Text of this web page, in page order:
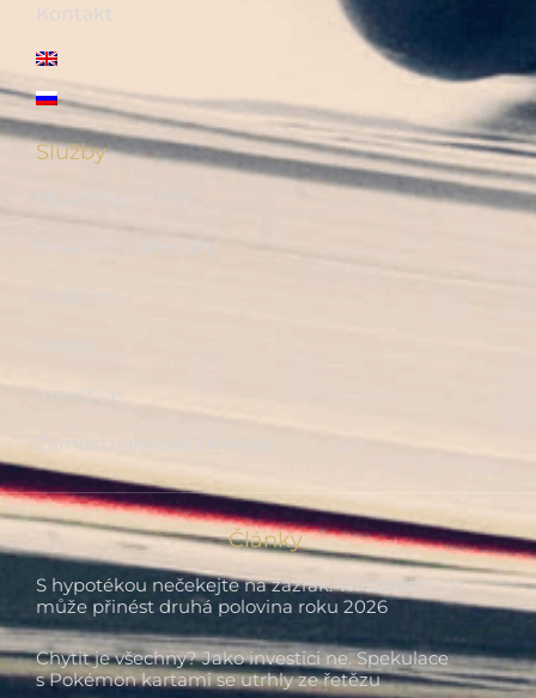
Kontakt
Služby
Finanční plánování
Investice
Zaměstnanecké benefity
Články
S hypotékou nečekejte na zázrak. Tři scénáře, co
může přinést druhá polovina roku 2026
Chytit je všechny? Jako investici ne. Spekulace
s Pokémon kartami se utrhly ze řetězu